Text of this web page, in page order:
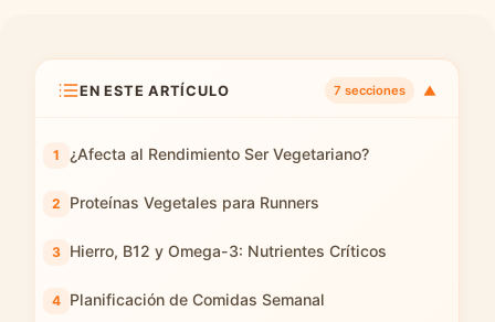
EN ESTE ARTÍCULO 7 secciones ▼
¿Afecta al Rendimiento Ser Vegetariano?
Proteínas Vegetales para Runners
Hierro, B12 y Omega-3: Nutrientes Críticos
Planificación de Comidas Semanal